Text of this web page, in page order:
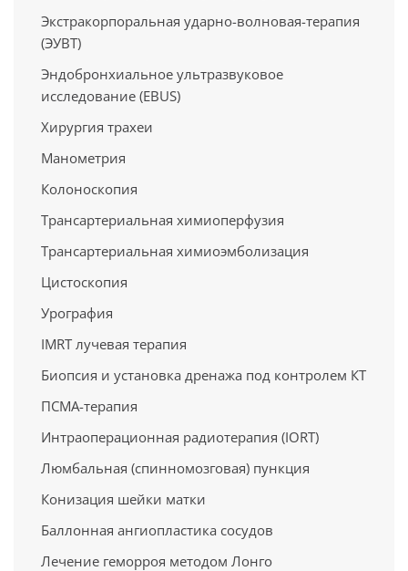
Экстракорпоральная ударно-волновая-терапия
(ЭУВТ)
Эндобронхиальное ультразвуковое
исследование (EBUS)
Хирургия трахеи
Манометрия
Колоноскопия
Трансартериальная химиоперфузия
Трансартериальная химиоэмболизация
Цистоскопия
Урография
IMRT лучевая терапия
Биопсия и установка дренажа под контролем КТ
ПСМА-терапия
Интраоперационная радиотерапия (IORT)
Люмбальная (спинномозговая) пункция
Конизация шейки матки
Баллонная ангиопластика сосудов
Лечение геморроя методом Лонго